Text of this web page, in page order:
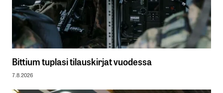
Bittium tuplasi tilauskirjat vuodessa
7.8.2026